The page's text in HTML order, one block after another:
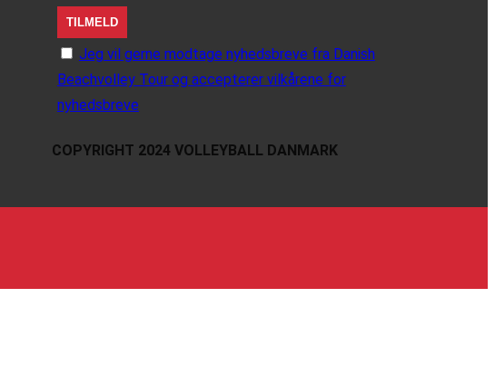
Jeg vil gerne modtage nyhedsbreve fra Danish
Beachvolley Tour og accepterer vilkårene for
nyhedsbreve
COPYRIGHT 2024 VOLLEYBALL DANMARK